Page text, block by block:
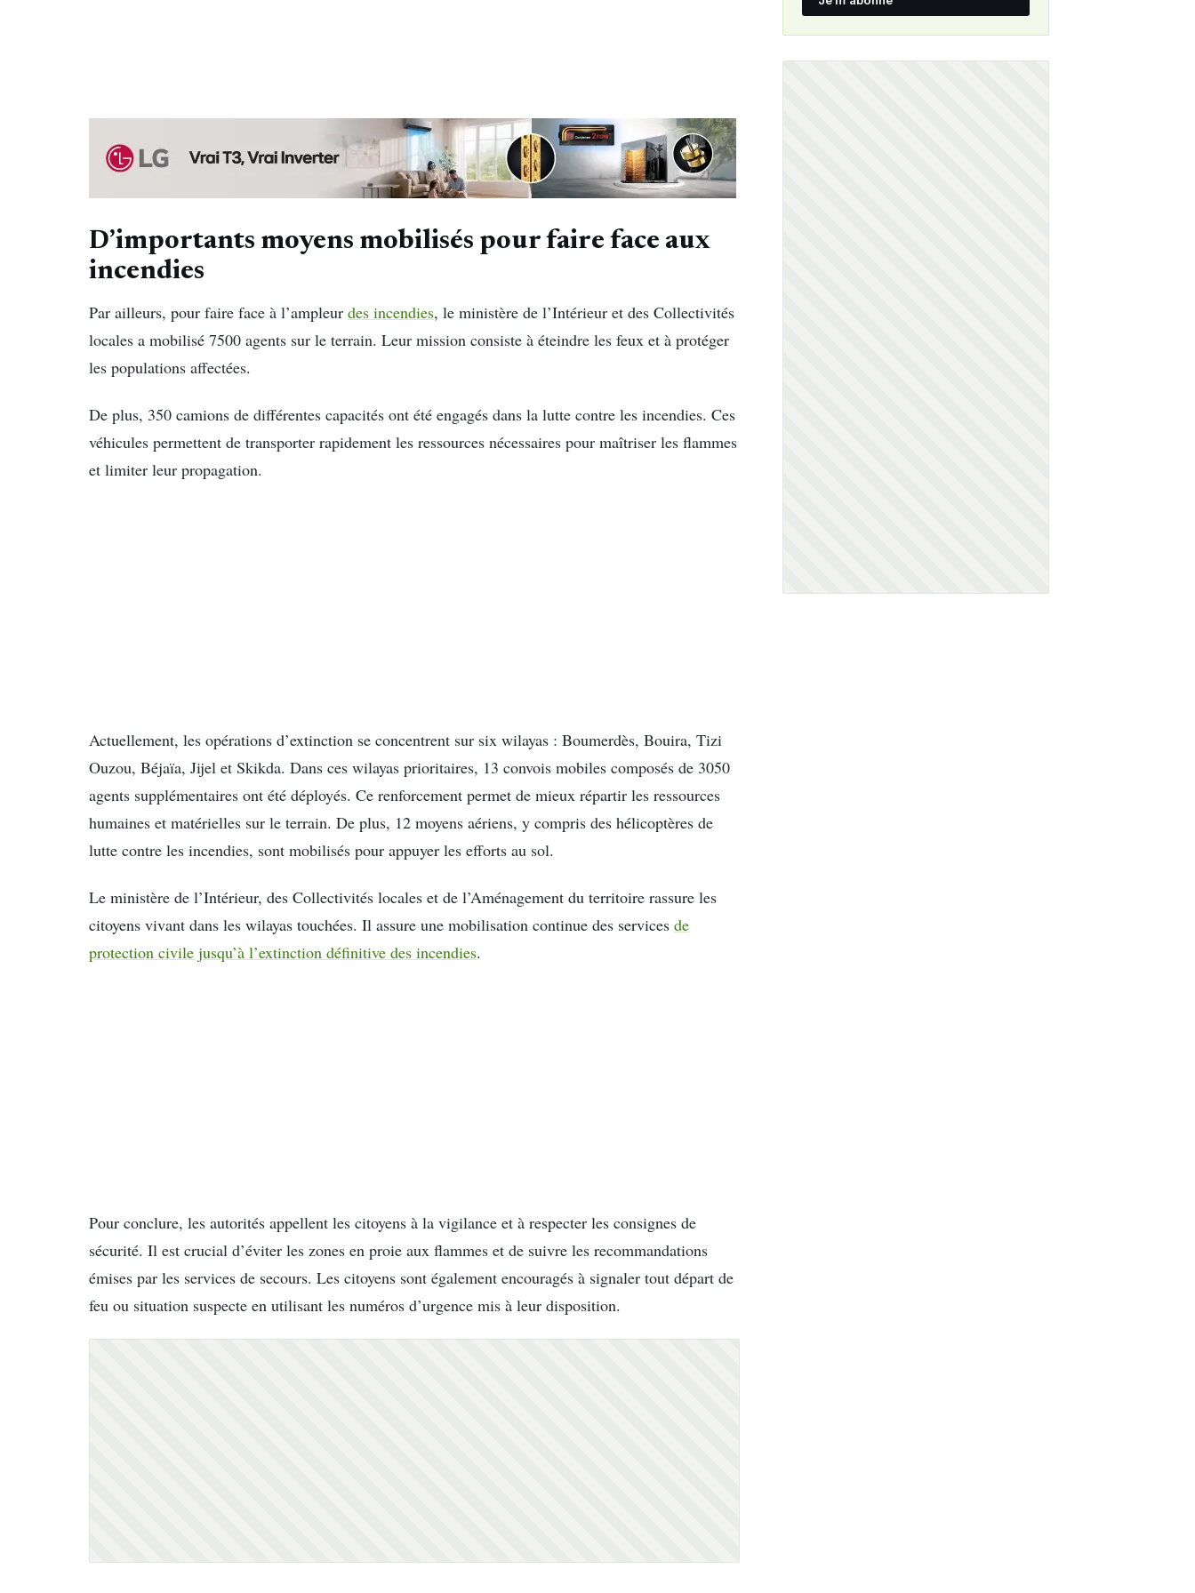
D’importants moyens mobilisés pour faire face aux
incendies
Par ailleurs, pour faire face à l’ampleur des incendies, le ministère de l’Intérieur et des Collectivités
locales a mobilisé 7500 agents sur le terrain. Leur mission consiste à éteindre les feux et à protéger
les populations affectées.
De plus, 350 camions de différentes capacités ont été engagés dans la lutte contre les incendies. Ces
véhicules permettent de transporter rapidement les ressources nécessaires pour maîtriser les flammes
et limiter leur propagation.
Actuellement, les opérations d’extinction se concentrent sur six wilayas : Boumerdès, Bouira, Tizi
Ouzou, Béjaïa, Jijel et Skikda. Dans ces wilayas prioritaires, 13 convois mobiles composés de 3050
agents supplémentaires ont été déployés. Ce renforcement permet de mieux répartir les ressources
humaines et matérielles sur le terrain. De plus, 12 moyens aériens, y compris des hélicoptères de
lutte contre les incendies, sont mobilisés pour appuyer les efforts au sol.
Le ministère de l’Intérieur, des Collectivités locales et de l’Aménagement du territoire rassure les
citoyens vivant dans les wilayas touchées. Il assure une mobilisation continue des services de
protection civile jusqu’à l’extinction définitive des incendies.
Pour conclure, les autorités appellent les citoyens à la vigilance et à respecter les consignes de
sécurité. Il est crucial d’éviter les zones en proie aux flammes et de suivre les recommandations
émises par les services de secours. Les citoyens sont également encouragés à signaler tout départ de
feu ou situation suspecte en utilisant les numéros d’urgence mis à leur disposition.